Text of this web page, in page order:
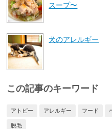
スープ〜
犬のアレルギー
この記事のキーワード
アトピー アレルギー フード
脱毛